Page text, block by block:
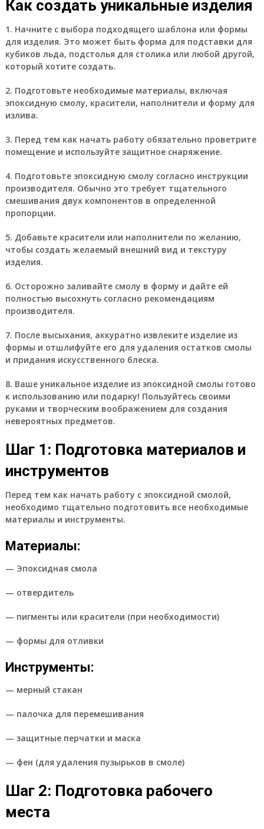
Как создать уникальные изделия
1. Начните с выбора подходящего шаблона или формы
для изделия. Это может быть форма для подставки для
кубиков льда, подстолья для столика или любой другой,
который хотите создать.
2. Подготовьте необходимые материалы, включая
эпоксидную смолу, красители, наполнители и форму для
излива.
3. Перед тем как начать работу обязательно проветрите
помещение и используйте защитное снаряжение.
4. Подготовьте эпоксидную смолу согласно инструкции
производителя. Обычно это требует тщательного
смешивания двух компонентов в определенной
пропорции.
5. Добавьте красители или наполнители по желанию,
чтобы создать желаемый внешний вид и текстуру
изделия.
6. Осторожно заливайте смолу в форму и дайте ей
полностью высохнуть согласно рекомендациям
производителя.
7. После высыхания, аккуратно извлеките изделие из
формы и отшлифуйте его для удаления остатков смолы
и придания искусственного блеска.
8. Ваше уникальное изделие из эпоксидной смолы готово
к использованию или подарку! Пользуйтесь своими
руками и творческим воображением для создания
невероятных предметов.
Шаг 1: Подготовка материалов и
инструментов
Перед тем как начать работу с эпоксидной смолой,
необходимо тщательно подготовить все необходимые
материалы и инструменты.
Материалы:
— Эпоксидная смола
— отвердитель
— пигменты или красители (при необходимости)
— формы для отливки
Инструменты:
— мерный стакан
— палочка для перемешивания
— защитные перчатки и маска
— фен (для удаления пузырьков в смоле)
Шаг 2: Подготовка рабочего
места